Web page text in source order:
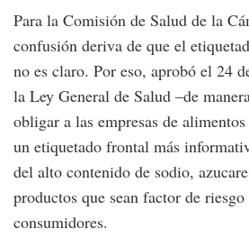
Para la Comisión de Salud de la
confusión deriva de que el
no es claro. Por eso, aprobó el 24
la Ley General de Salud –de
obligar a las empresas de
un etiquetado frontal más
del alto contenido de sodio,
productos que sean factor de
consumidores.